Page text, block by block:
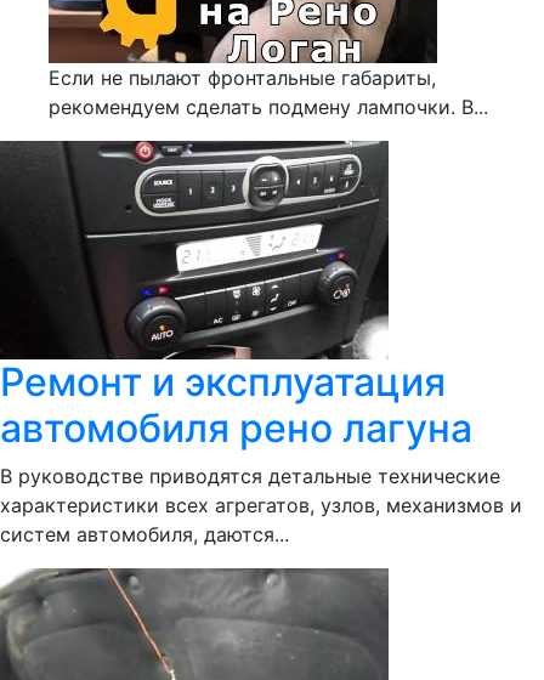
Если не пылают фронтальные габариты,
рекомендуем сделать подмену лампочки. В...
Ремонт и эксплуатация
автомобиля рено лагуна
В руководстве приводятся детальные технические
характеристики всех агрегатов, узлов, механизмов и
систем автомобиля, даются...